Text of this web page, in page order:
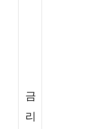
금
리